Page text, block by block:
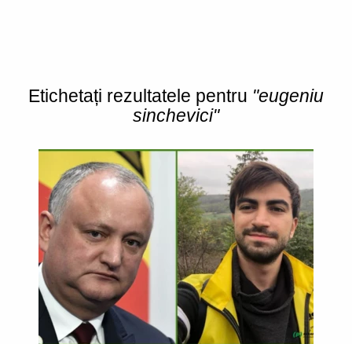
Etichetați rezultatele pentru "eugeniu
sinchevici"